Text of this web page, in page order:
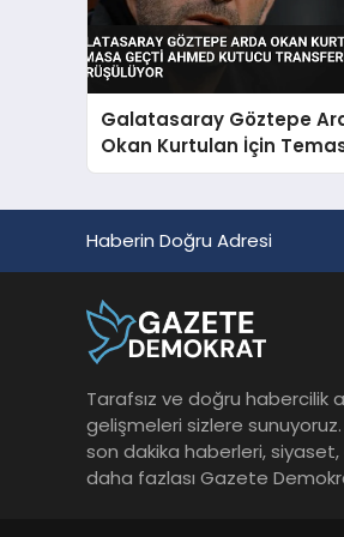
Galatasaray Göztepe
Okan Kurtulan İçin
Geçti Ahmed Kutucu
Haberin Doğru Adresi
Tarafsız ve doğru habercilik
gelişmeleri sizlere
son dakika haberleri,
daha fazlası Gazete